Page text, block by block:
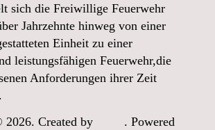
sich die Freiwillige Feuerwehr
Jahrzehnte hinweg von einer
Einheit zu einer
leistungsfähigen Feuerwehr,die
Anforderungen ihrer Zeit
Created by
. Powered